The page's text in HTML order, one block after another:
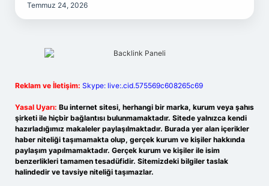
Temmuz 24, 2026
Reklam ve İletişim: Skype: live:.cid.575569c608265c69
Yasal Uyarı: Bu internet sitesi, herhangi bir marka, kurum veya şahıs
şirketi ile hiçbir bağlantısı bulunmamaktadır. Sitede yalnızca kendi
hazırladığımız makaleler paylaşılmaktadır. Burada yer alan içerikler
haber niteliği taşımamakta olup, gerçek kurum ve kişiler hakkında
paylaşım yapılmamaktadır. Gerçek kurum ve kişiler ile isim
benzerlikleri tamamen tesadüfidir. Sitemizdeki bilgiler taslak
halindedir ve tavsiye niteliği taşımazlar.